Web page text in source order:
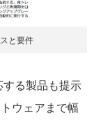
と要件
る製品も提示
ウェアまで幅